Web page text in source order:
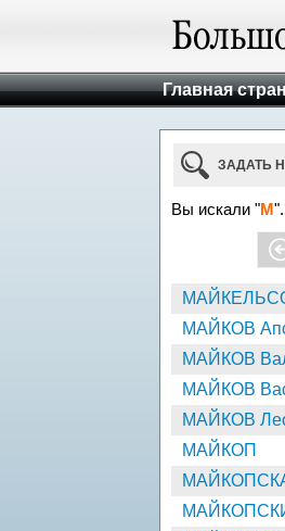
Главная
ЗАДАТЬ
Вы искали "М".
МАЙКОВ
МАЙКОВ
МАЙКОВ
МАЙКОВ
МАЙКОП